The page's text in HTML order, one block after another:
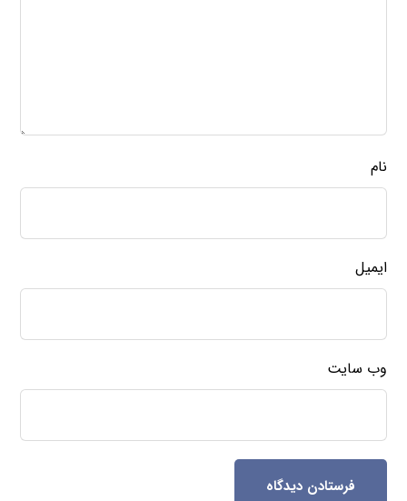
نام
ایمیل
وب‌ سایت
فرستادن دیدگاه